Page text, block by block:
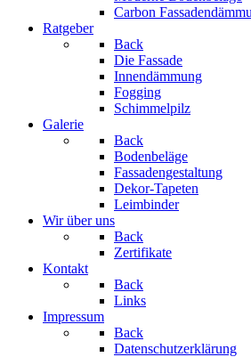
Carbon
Ratgeber
Back
Die Fassade
Innendämmung
Fogging
Schimmelpilz
Galerie
Back
Bodenbeläge
Fassadengestaltung
Dekor-Tapeten
Leimbinder
Wir über uns
Back
Zertifikate
Kontakt
Back
Links
Impressum
Back
Datenschutzerklärung